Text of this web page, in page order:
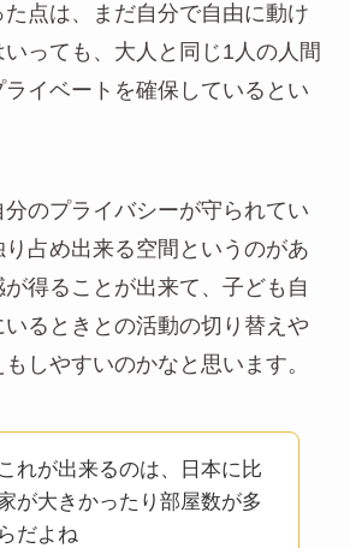
点は、まだ自分で自由に動け
っても、 大人と同じ1人の人間
イベートを確保している とい
分のプライバシーが守られてい
占め出来る空間というのがあ
得ることが出来て、子ども自
るときとの活動の切り替えや
しやすいのかなと思います。
れが出来るのは、日本に比
が大きかったり部屋数が多
だよね